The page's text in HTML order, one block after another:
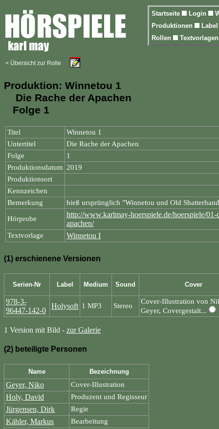
Startseite Login
Produktionen
Rollen
< Übersicht zur Rolle
Produktion: Winnetou 1
Die Rache der Apachen
Folge 1
Titel
Winnetou 1
Untertitel
Die Rache der Apachen
Folge
1
Produktionsdatum 2019
Produktionsort
Kennzeichen
Bemerkung
hieß ursprünglich "Winnetou und Old
Hörprobe
http://www.karlmay-hoerspiele.de/hoerspiele/01-
apachen/
Textvorlage Winnetou I
(1) erschienene Versionen
Serien-Nr Label Medium Sound Cover
978-3-
96447-142-0
Holysoft 1 MP3 Stereo
Cover-Illustration von
Geyer, Covergestalt...
1 Version mit Bild - zur Galerie
(2) beteiligte Personen
Name Bezeichnung
Geyer, Niko Cover-Illustration
Holy, David Produzent und Regisseur
Jürgensen, Dirk Regie
Kähler, Markus Bearbeitung